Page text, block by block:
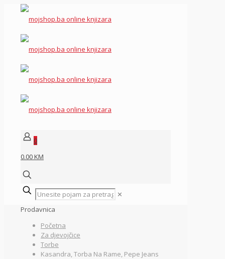
0
0.00 KM
✕
Prodavnica
Početna
Za djevojčice
Torbe
Kasandra, Torba Na Rame, Pepe Jeans